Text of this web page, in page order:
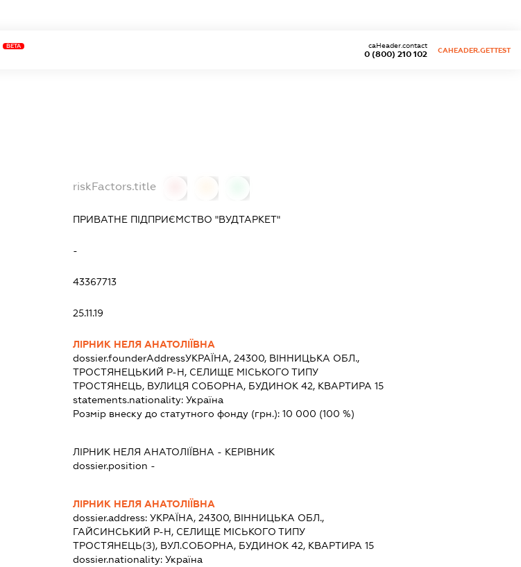
BETA
0 (800) 210 102
caHeader.contact
CAHEADER.GETTEST
riskFactors.title
ПРИВАТНЕ ПІДПРИЄМСТВО "ВУДТАРКЕТ"
-
43367713
25.11.19
ЛІРНИК НЕЛЯ АНАТОЛІЇВНА
dossier.founderAddressУКРАЇНА, 24300, ВІННИЦЬКА ОБЛ.,
ТРОСТЯНЕЦЬКИЙ Р-Н, СЕЛИЩЕ МІСЬКОГО ТИПУ
ТРОСТЯНЕЦЬ, ВУЛИЦЯ СОБОРНА, БУДИНОК 42, КВАРТИРА 15
statements.nationality: Україна
Розмір внеску до статутного фонду (грн.): 10 000 (100 %)
ЛІРНИК НЕЛЯ АНАТОЛІЇВНА - КЕРІВНИК
dossier.position -
ЛІРНИК НЕЛЯ АНАТОЛІЇВНА
dossier.address: УКРАЇНА, 24300, ВІННИЦЬКА ОБЛ.,
ГАЙСИНСЬКИЙ Р-Н, СЕЛИЩЕ МІСЬКОГО ТИПУ
ТРОСТЯНЕЦЬ(З), ВУЛ.СОБОРНА, БУДИНОК 42, КВАРТИРА 15
dossier.nationality: Україна